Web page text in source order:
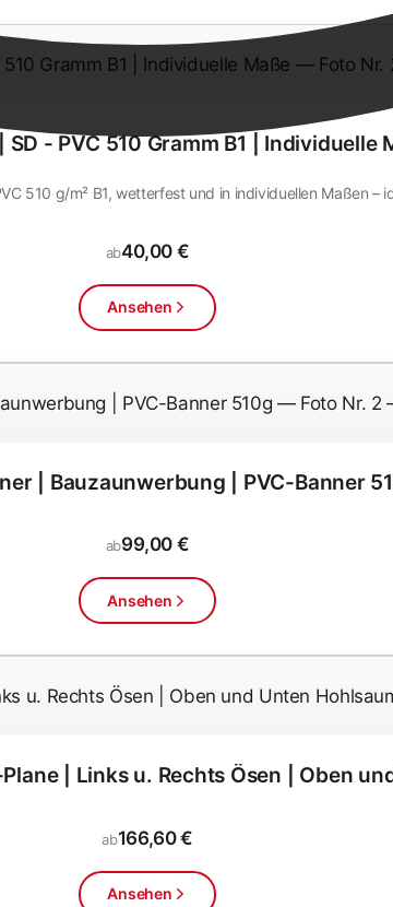
- PVC 510 Gramm B1 | Individuelle
510 g/m² B1, wetterfest und in individuellen Maßen –
ab40,00 €
Ansehen
| Bauzaunwerbung | PVC-Banner
ab99,00 €
Ansehen
| Links u. Rechts Ösen | Oben
ab166,60 €
Ansehen